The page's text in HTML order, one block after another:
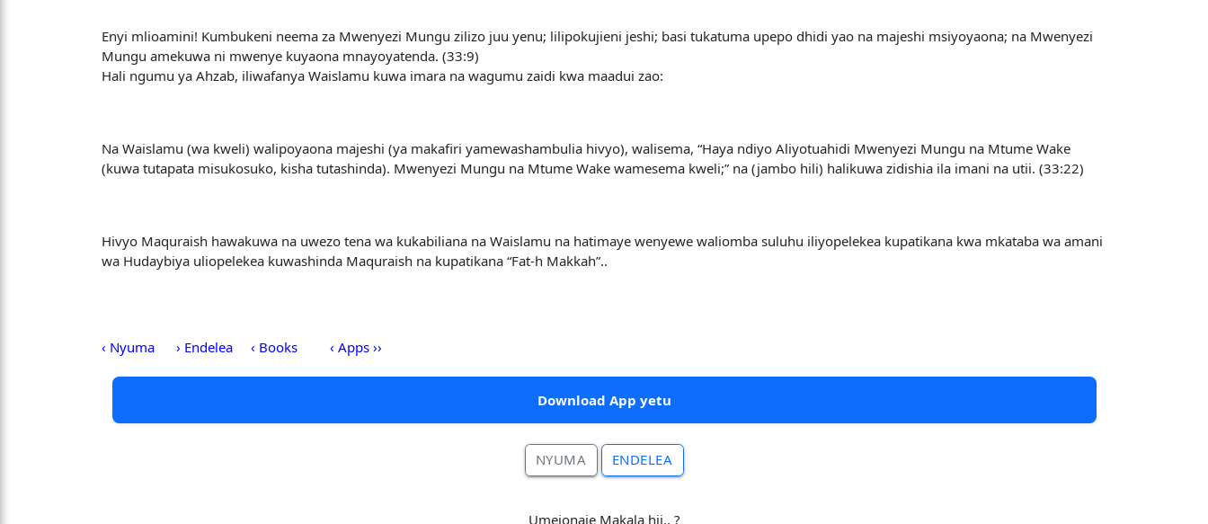
Enyi mlioamini! Kumbukeni neema za Mwenyezi Mungu zilizo juu yenu; lilipokujieni jeshi; basi tukatuma upepo dhidi yao na majeshi msiyoyaona; na Mwenyezi
Mungu amekuwa ni mwenye kuyaona mnayoyatenda. (33:9)
Hali ngumu ya Ahzab, iliwafanya Waislamu kuwa imara na wagumu zaidi kwa maadui zao:
Na Waislamu (wa kweli) walipoyaona majeshi (ya makafiri yamewashambulia hivyo), walisema, “Haya ndiyo Aliyotuahidi Mwenyezi Mungu na Mtume Wake
(kuwa tutapata misukosuko, kisha tutashinda). Mwenyezi Mungu na Mtume Wake wamesema kweli;” na (jambo hili) halikuwa zidishia ila imani na utii. (33:22)
Hivyo Maquraish hawakuwa na uwezo tena wa kukabiliana na Waislamu na hatimaye wenyewe waliomba suluhu iliyopelekea kupatikana kwa mkataba wa amani
wa Hudaybiya uliopelekea kuwashinda Maquraish na kupatikana “Fat-h Makkah”..
‹ Nyuma › Endelea ‹ Books ‹ Apps ››
Download App yetu
NYUMA ENDELEA
Umeionaje Makala hii.. ?